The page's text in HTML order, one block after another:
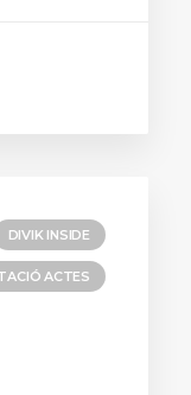
DIVIK INSIDE
ACTES